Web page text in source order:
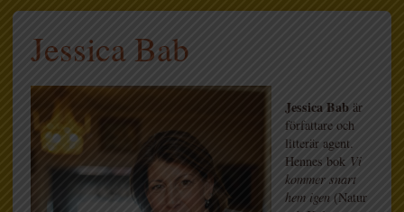
Jessica Bab
Jessica Babär
författare och
litterär agent.
Hennes bok Vi
kommer snart
hem igen(Natur